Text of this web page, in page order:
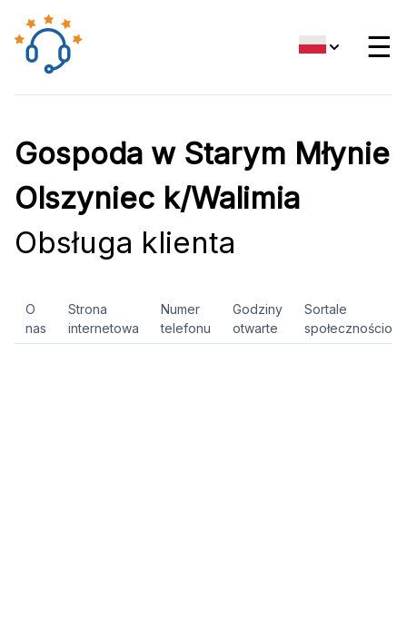
☰
Gospoda w Starym Młynie
Olszyniec k/Walimia
Obsługa klienta
O
nas
Strona
internetowa
Numer
telefonu
Godziny
otwarte
Sortale